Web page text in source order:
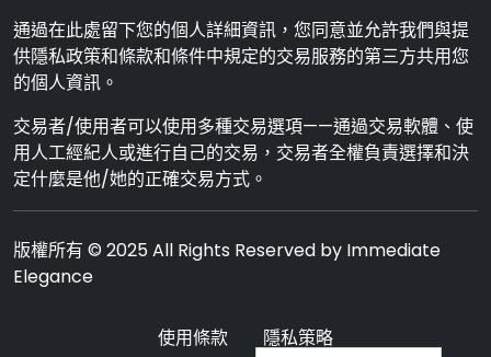
通過在此處留下您的個人詳細資訊，您同意並允許我們與提
供隱私政策和條款和條件中規定的交易服務的第三方共用您
的個人資訊。
交易者/使用者可以使用多種交易選項——通過交易軟體、使
用人工經紀人或進行自己的交易，交易者全權負責選擇和決
定什麼是他/她的正確交易方式。
版權所有 © 2025 All Rights Reserved by Immediate
Elegance
使用條款
隱私策略